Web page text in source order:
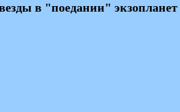
в "поедании" экзопланет